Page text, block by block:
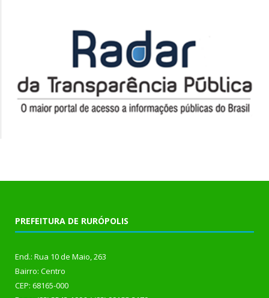
PREFEITURA DE RURÓPOLIS
End.: Rua 10 de Maio, 263
Bairro: Centro
CEP: 68165-000